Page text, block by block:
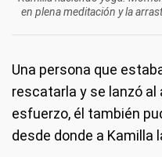
en plena meditación y la
Una persona que
rescatarla y se lanzó al
esfuerzo, él también
desde donde a Kamilla